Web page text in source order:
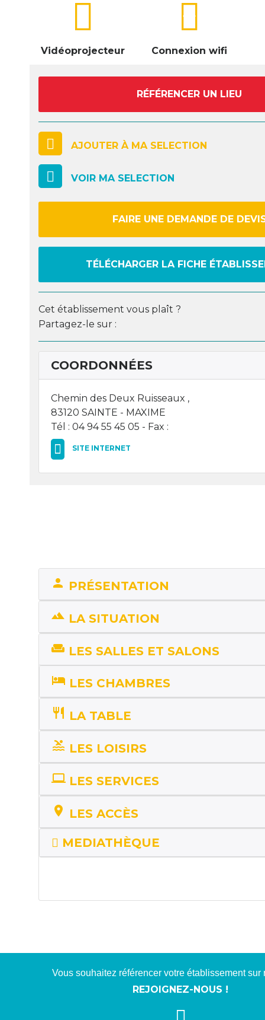
Vidéoprojecteur
wifi
Connexion wifi
RÉFÉRENCER UN LIEU
AJOUTER À MA SELECTION
VOIR MA SELECTION
FAIRE UNE DEMANDE DE
TÉLÉCHARGER LA FICHE
Cet établissement vous plaît ?
Partagez-le sur :
COORDONNÉES
Chemin des Deux Ruisseaux ,
83120 SAINTE - MAXIME
Tél : 04 94 55 45 05 - Fax :
SITE INTERNET
person PRÉSENTATION
landscape LA SITUATION
weekend LES SALLES ET SALONS
hotel LES CHAMBRES
restaurant LA TABLE
pool LES LOISIRS
computer LES SERVICES
location_on LES ACCÈS
MEDIATHÈQUE
Vous souhaitez référencer votre établissement sur
REJOIGNEZ-NOUS !